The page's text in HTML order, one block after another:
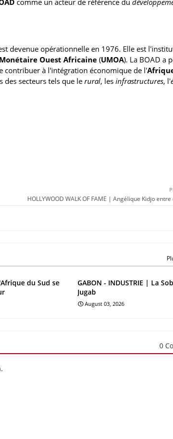
devenue opérationnelle en 1976. Elle est
Ouest Africaine (UMOA). La BOAD a
contribuer à l'intégration économique de l'
des secteurs tels que le rural, les infrastructures, l'
HOLLYWOOD WALK OF FAME | Angélique Kidjo
du Sud se
GABON - INDUSTRIE | La
Jugab
August 03, 2026
0